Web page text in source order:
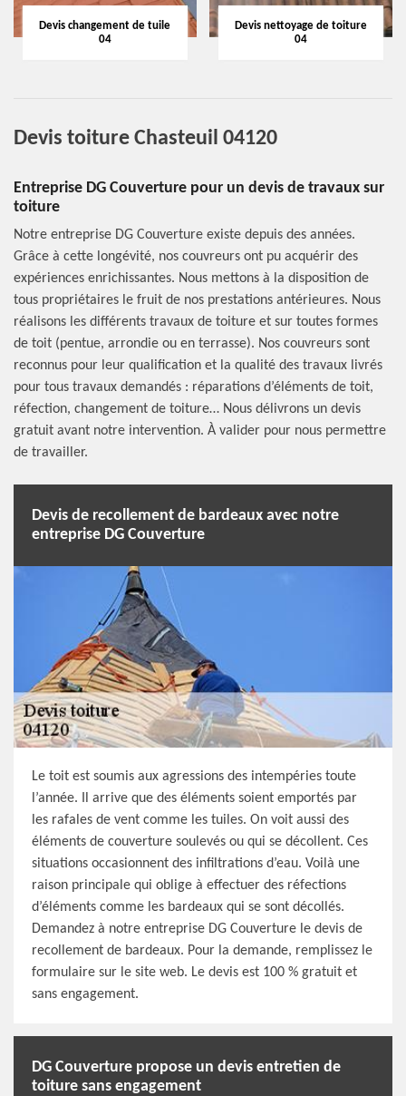
Devis changement de tuile
04
Devis nettoyage de toiture
04
Devis toiture Chasteuil 04120
Entreprise DG Couverture pour un devis de travaux sur
toiture
Notre entreprise DG Couverture existe depuis des années.
Grâce à cette longévité, nos couvreurs ont pu acquérir des
expériences enrichissantes. Nous mettons à la disposition de
tous propriétaires le fruit de nos prestations antérieures. Nous
réalisons les différents travaux de toiture et sur toutes formes
de toit (pentue, arrondie ou en terrasse). Nos couvreurs sont
reconnus pour leur qualification et la qualité des travaux livrés
pour tous travaux demandés : réparations d’éléments de toit,
réfection, changement de toiture… Nous délivrons un devis
gratuit avant notre intervention. À valider pour nous permettre
de travailler.
Devis de recollement de bardeaux avec notre
entreprise DG Couverture
Le toit est soumis aux agressions des intempéries toute
l’année. Il arrive que des éléments soient emportés par
les rafales de vent comme les tuiles. On voit aussi des
éléments de couverture soulevés ou qui se décollent. Ces
situations occasionnent des infiltrations d’eau. Voilà une
raison principale qui oblige à effectuer des réfections
d’éléments comme les bardeaux qui se sont décollés.
Demandez à notre entreprise DG Couverture le devis de
recollement de bardeaux. Pour la demande, remplissez le
formulaire sur le site web. Le devis est 100 % gratuit et
sans engagement.
DG Couverture propose un devis entretien de
toiture sans engagement